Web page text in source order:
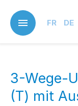
main
content
FR DE
3-Wege-
(T) mit